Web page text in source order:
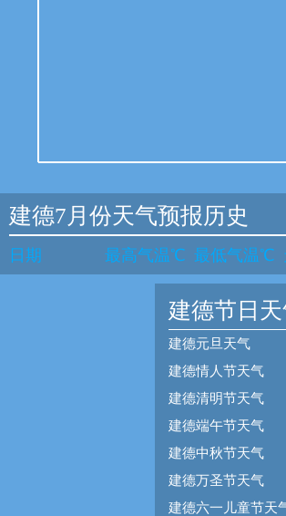
建德7月份天气预报历史
日期 最高气温℃ 最低气温℃
建德节日
建德元旦天气
建德情人节天气
建德清明节天气
建德端午节天气
建德中秋节天气
建德万圣节天气
建德六一儿童节天